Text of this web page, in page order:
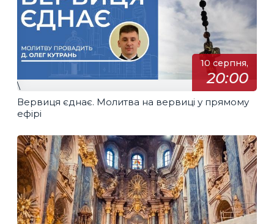
10 серпня,
20:00
\
Вервиця єднає. Молитва на вервиці у прямому
ефірі